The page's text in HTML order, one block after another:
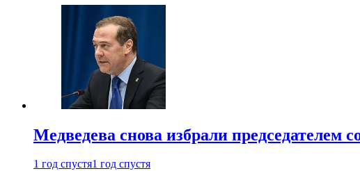
Медведева снова избрали председателем
1 год спустя1 год спустя